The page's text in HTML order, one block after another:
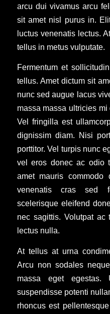
arcu dui vivamus arcu
sit amet nisl purus in.
luctus venenatis lectus.
tellus in metus vulputate.
Fermentum et
tellus. Amet dictum sit
nunc sed augue lacus
massa massa ultricies
Vel fringilla est
dignissim diam. Nisi
porttitor. Vel turpis nunc
vel eros donec ac odio
amet mauris commodo
venenatis cras sed
scelerisque eleifend
nec sagittis. Volutpat ac
lectus nulla.
At tellus at urna
Arcu non sodales
massa eget egestas.
suspendisse potenti
rhoncus est